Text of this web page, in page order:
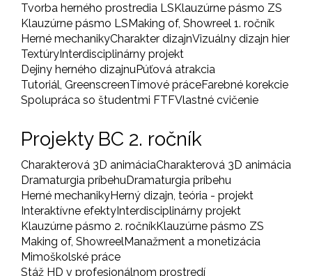
Tvorba herného prostredia LSKlauzúrne pásmo ZS
Klauzúrne pásmo LSMaking of, Showreel 1. ročník
Herné mechanikyCharakter dizajnVizuálny dizajn hier
TextúryInterdisciplinárny projekt
Dejiny herného dizajnuPúťová atrakcia
Tutoriál, GreenscreenTímové práceFarebné korekcie
Spolupráca so študentmi FTFVlastné cvičenie
Projekty BC 2. ročník
Charakterová 3D animáciaCharakterová 3D animácia
Dramaturgia príbehuDramaturgia príbehu
Herné mechanikyHerný dizajn, teória - projekt
Interaktívne efektyInterdisciplinárny projekt
Klauzúrne pásmo 2. ročníkKlauzúrne pásmo ZS
Making of, ShowreelManažment a monetizácia
Mimoškolské práce
Stáž HD v profesionálnom prostredí